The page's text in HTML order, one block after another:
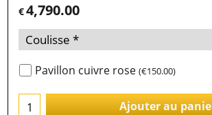
€4,790.00
Pavillon cuivre rose (€150.00)
Ajouter au